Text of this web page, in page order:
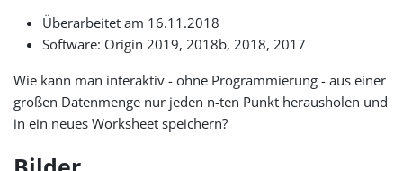
Überarbeitet am 16.11.2018
Software: Origin 2019, 2018b, 2018, 2017
Wie kann man interaktiv - ohne Programmierung - aus einer
großen Datenmenge nur jeden n-ten Punkt herausholen und
in ein neues Worksheet speichern?